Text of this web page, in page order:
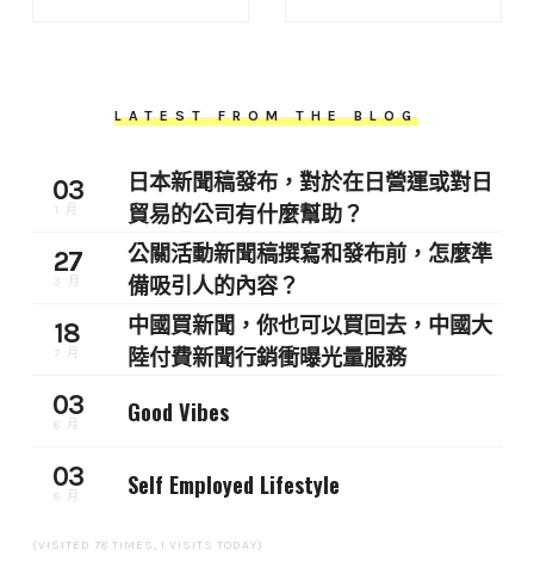
LATEST FROM THE BLOG
03
1 月
日本新聞稿發布，對於在日營運或對日
貿易的公司有什麼幫助？
27
3 月
公關活動新聞稿撰寫和發布前，怎麼準
備吸引人的內容？
18
7 月
中國買新聞，你也可以買回去，中國大
陸付費新聞行銷衝曝光量服務
03
8 月 Good Vibes
03
8 月 Self Employed Lifestyle
(VISITED 78 TIMES, 1 VISITS TODAY)